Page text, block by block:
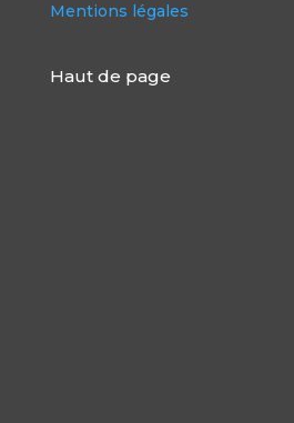
Mentions légales
Haut de page